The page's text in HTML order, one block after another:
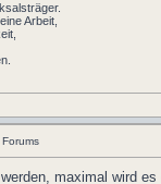
Arbeit,
maximal wird